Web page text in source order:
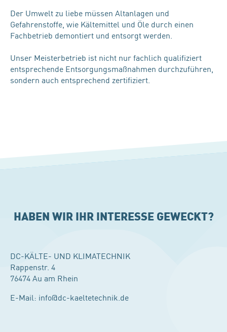
Der Umwelt zu liebe müssen Altanlagen und
Gefahrenstoffe, wie Kältemittel und Öle durch einen
Fachbetrieb demontiert und entsorgt werden.
Unser Meisterbetrieb ist nicht nur fachlich qualifiziert
entsprechende Entsorgungsmaßnahmen durchzuführen,
sondern auch entsprechend zertifiziert.
HABEN WIR IHR INTERESSE GEWECKT?
DC-KÄLTE- UND KLIMATECHNIK
Rappenstr. 4
76474 Au am Rhein
E-Mail: info@dc-kaeltetechnik.de